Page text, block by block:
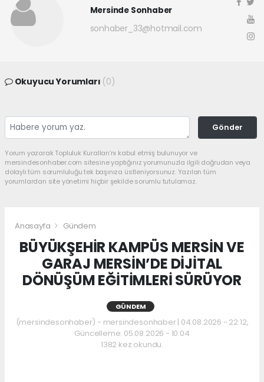
Mersinde Sonhaber
sonhaber_33@hotmail.com
Okuyucu Yorumları (0)
Gönder
Yorum yazarak Topluluk Kuralları’nı kabul etmiş bulunuyor ve
mersindesonhaber.com sitesine yaptığınız yorumunuzla ilgili doğrudan veya
dolaylı tüm sorumluluğu tek başınıza üstleniyorsunuz. Yazılan tüm
yorumlardan site yönetimi hiçbir şekilde sorumlu tutulamaz.
Anasayfa Gündem
BÜYÜKŞEHİR KAMPÜS MERSİN VE
GARAJ MERSİN’DE DİJİTAL
DÖNÜŞÜM EĞİTİMLERİ SÜRÜYOR
GÜNDEM
(mersindesonhaber) - mersindesonhaber | 04.08.2026 - 22:12,
Güncelleme: 05.08.2026 - 10:04
1382 kez okundu.